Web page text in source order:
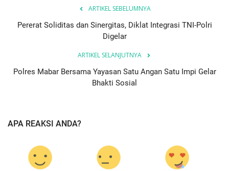
ARTIKEL SEBELUMNYA
Pererat Soliditas dan Sinergitas, Diklat Integrasi TNI-Polri
Digelar
ARTIKEL SELANJUTNYA
Polres Mabar Bersama Yayasan Satu Angan Satu Impi Gelar
Bhakti Sosial
APA REAKSI ANDA?